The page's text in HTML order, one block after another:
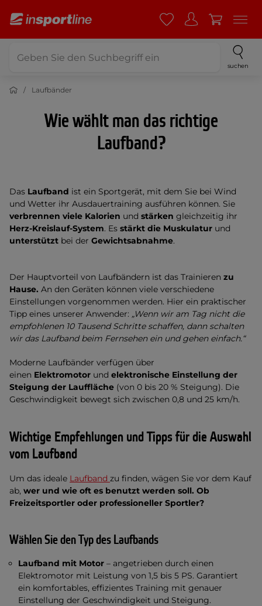
suchen
Laufbänder
Wie wählt man das richtige
Laufband?
Das Laufband ist ein Sportgerät, mit dem Sie bei Wind
und Wetter ihr Ausdauertraining ausführen können. Sie
verbrennen viele Kalorien und stärken gleichzeitig ihr
Herz-Kreislauf-System. Es stärkt die Muskulatur und
unterstützt bei der Gewichtsabnahme.
Der Hauptvorteil von Laufbändern ist das Trainieren zu
Hause. An den Geräten können viele verschiedene
Einstellungen vorgenommen werden. Hier ein praktischer
Tipp eines unserer Anwender: „Wenn wir am Tag nicht die
empfohlenen 10 Tausend Schritte schaffen, dann schalten
wir das Laufband beim Fernsehen ein und gehen einfach.“
Moderne Laufbänder verfügen über
einen Elektromotor und elektronische Einstellung der
Steigung der Lauffläche (von 0 bis 20 % Steigung). Die
Geschwindigkeit bewegt sich zwischen 0,8 und 25 km/h.
Wichtige Empfehlungen und Tipps für die Auswahl
vom Laufband
Um das ideale Laufband zu finden, wägen Sie vor dem Kauf
ab, wer und wie oft es benutzt werden soll. Ob
Freizeitsportler oder professioneller Sportler?
Wählen Sie den Typ des Laufbands
Laufband mit Motor – angetrieben durch einen
Elektromotor mit Leistung von 1,5 bis 5 PS. Garantiert
ein komfortables, effizientes Training mit genauer
Einstellung der Geschwindigkeit und Steigung.